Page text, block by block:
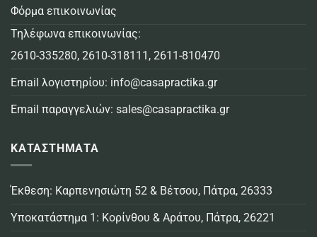
Φόρμα επικοινωνίας
Τηλέφωνα επικοινωνίας:
2610-335280, 2610-318111 , 2611-810470
Email λογιστηρίου: info@casapractika.gr
Email παραγγελιών: sales@casapractika.gr
ΚΑΤΑΣΤΗΜΑΤΑ
Έκθεση: Καρπενησιώτη 52 & Βέτσου, Πάτρα, 26333
Υποκατάστημα 1: Κορίνθου & Αράτου, Πάτρα, 26221